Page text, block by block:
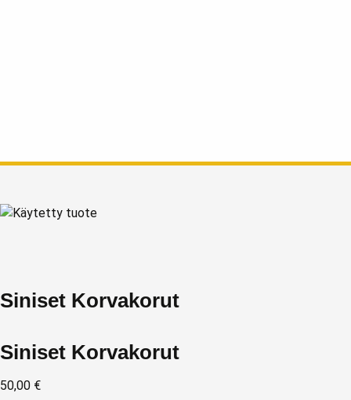
Siniset Korvakorut
Siniset Korvakorut
50,00 €